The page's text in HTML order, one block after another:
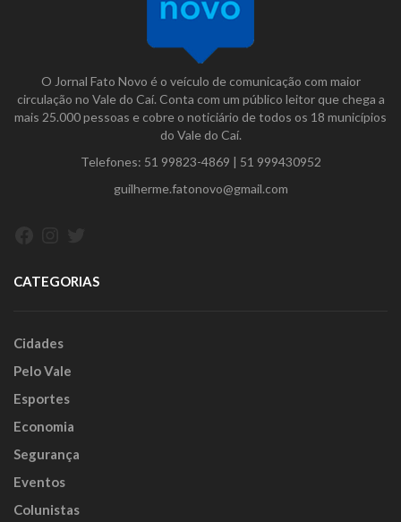
O Jornal Fato Novo é o veículo de comunicação com maior
circulação no Vale do Caí. Conta com um público leitor que chega a
mais 25.000 pessoas e cobre o noticiário de todos os 18 municípios
do Vale do Caí.
Telefones: 51 99823-4869 | 51 999430952
guilherme.fatonovo@gmail.com
CATEGORIAS
Cidades
Pelo Vale
Esportes
Economia
Segurança
Eventos
Colunistas